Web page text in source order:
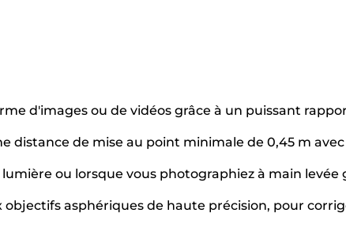
d'images ou de vidéos grâce à un puissant
distance de mise au point minimale de 0,45 m
ou lorsque vous photographiez à main
asphériques de haute précision, pour